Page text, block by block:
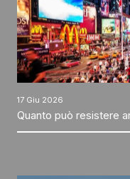
17 Giu 2026
Quanto può resistere